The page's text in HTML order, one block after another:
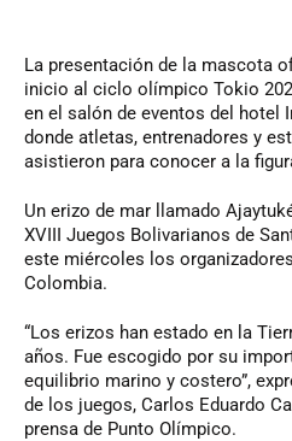
La presentación de la mascota
inicio al ciclo olímpico Tokio
en el salón de eventos del hotel
donde atletas, entrenadores y
asistieron para conocer a la
Un erizo de mar llamado
XVIII Juegos Bolivarianos de
este miércoles los
Colombia.
“Los erizos han estado en la
años. Fue escogido por su
equilibrio marino y costero”,
de los juegos, Carlos Eduardo
prensa de Punto Olímpico.